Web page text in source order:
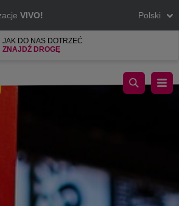
VIVO! Polski
JAK DO NAS DOTRZEĆ
ZNAJDŹ DROGĘ
w VIVO! Lublin